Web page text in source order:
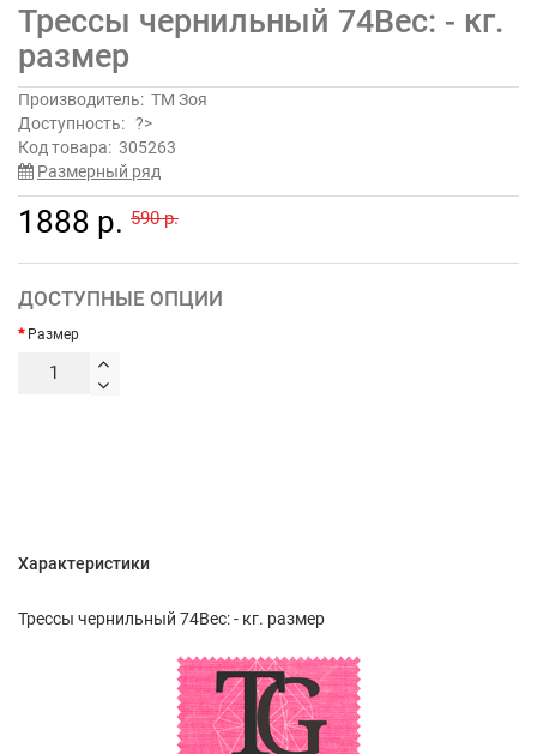
Трессы чернильный 74Вес: - кг.
размер
Производитель: ТМ Зоя
Доступность: ?>
Код товара: 305263
Размерный ряд
1888 р. 590 р.
ДОСТУПНЫЕ ОПЦИИ
Размер
Характеристики
Трессы чернильный 74Вес: - кг. размер